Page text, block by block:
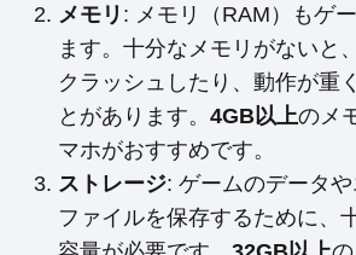
メモリ : メモリ（RAM）もゲ
ます。十分なメモリがないと
クラッシュしたり、動作が重
とがあります。 4GB以上のメ
マホがおすすめです。
ストレージ: ゲームのデータ
ファイルを保存するために、